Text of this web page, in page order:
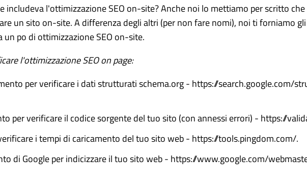
includeva l'ottimizzazione SEO on-site? Anche noi lo mettiamo per scritto
un sito on-site. A differenza degli altri (per non fare nomi), noi ti forniamo
po di ottimizzazione SEO on-site.
l'ottimizzazione SEO on page:
per verificare i dati strutturati schema.org - https://search.google.com/
per verificare il codice sorgente del tuo sito (con annessi errori) - https://
i tempi di caricamento del tuo sito web - https://tools.pingdom.com/.
di Google per indicizzare il tuo sito web - https://www.google.com/